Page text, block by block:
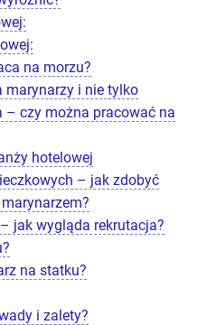
na morzu?
marynarzy i nie tylko
– czy można pracować na
hotelowej
– jak zdobyć
jak wygląda rekrutacja?
na statku?
i zalety?